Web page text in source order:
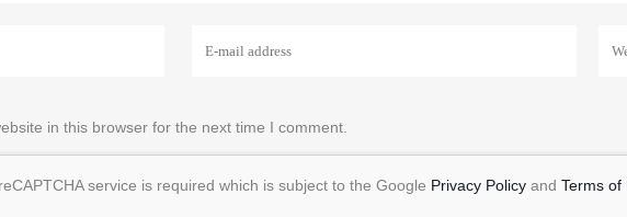
in this browser for the next time I comment.
service is required which is subject to the Google Privacy Policy and Terms of